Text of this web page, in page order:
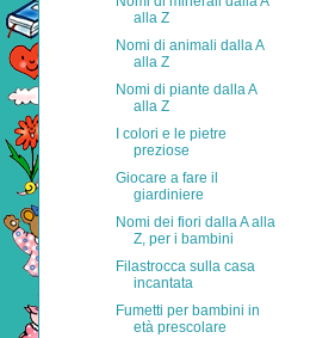
alla Z
Nomi di animali dalla A
alla Z
Nomi di piante dalla A
alla Z
I colori e le pietre
preziose
Giocare a fare il
giardiniere
Nomi dei fiori dalla A alla
Z, per i bambini
Filastrocca sulla casa
incantata
Fumetti per bambini in
età prescolare